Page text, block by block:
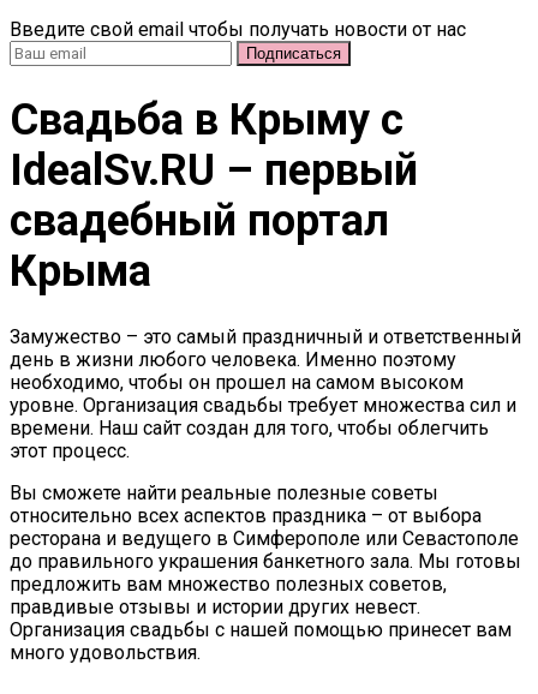
Введите свой email чтобы получать новости от нас
Свадьба в Крыму c
IdealSv.RU – первый
свадебный портал
Крыма
Замужество – это самый праздничный и ответственный
день в жизни любого человека. Именно поэтому
необходимо, чтобы он прошел на самом высоком
уровне. Организация свадьбы требует множества сил и
времени. Наш сайт создан для того, чтобы облегчить
этот процесс.
Вы сможете найти реальные полезные советы
относительно всех аспектов праздника – от выбора
ресторана и ведущего в Симферополе или Севастополе
до правильного украшения банкетного зала. Мы готовы
предложить вам множество полезных советов,
правдивые отзывы и истории других невест.
Организация свадьбы с нашей помощью принесет вам
много удовольствия.